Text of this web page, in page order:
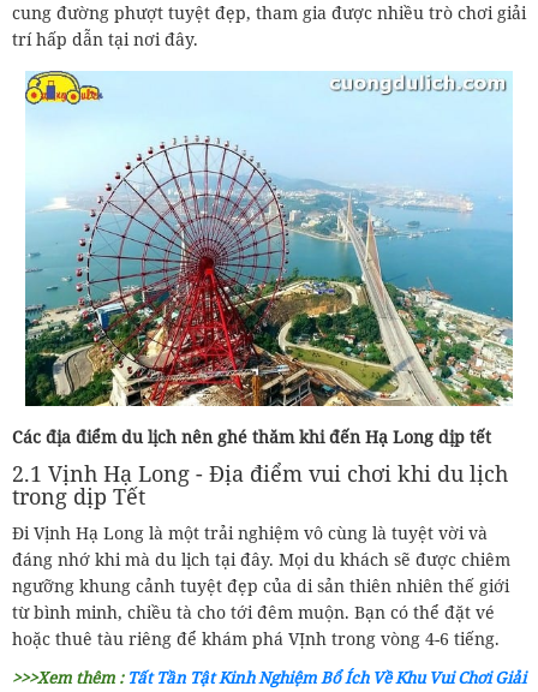
cung đường phượt tuyệt đẹp, tham gia được nhiều trò chơi giải
trí hấp dẫn tại nơi đây.
Các địa điểm du lịch nên ghé thăm khi đến Hạ Long dịp tết
2.1 Vịnh Hạ Long - Địa điểm vui chơi khi du lịch
trong dịp Tết
Đi Vịnh Hạ Long là một trải nghiệm vô cùng là tuyệt vời và
đáng nhớ khi mà du lịch tại đây. Mọi du khách sẽ được chiêm
ngưỡng khung cảnh tuyệt đẹp của di sản thiên nhiên thế giới
từ bình minh, chiều tà cho tới đêm muộn. Bạn có thể đặt vé
hoặc thuê tàu riêng để khám phá VỊnh trong vòng 4-6 tiếng.
>>>Xem thêm : Tất Tần Tật Kinh Nghiệm Bổ Ích Về Khu Vui Chơi Giải